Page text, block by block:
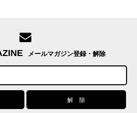
メールマガジン登録・解除